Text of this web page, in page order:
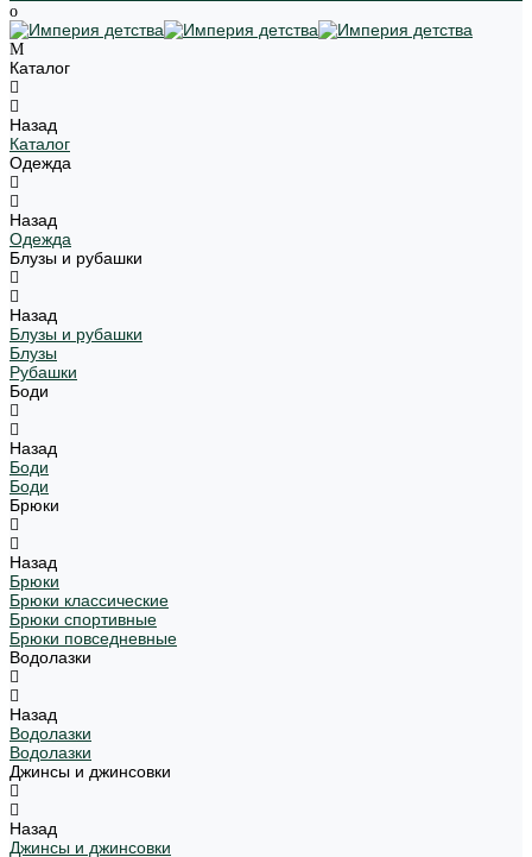
Каталог
Назад
Каталог
Одежда
Назад
Одежда
Блузы и рубашки
Назад
Блузы и рубашки
Блузы
Рубашки
Боди
Назад
Боди
Боди
Брюки
Назад
Брюки
Брюки классические
Брюки спортивные
Брюки повседневные
Водолазки
Назад
Водолазки
Водолазки
Джинсы и джинсовки
Назад
Джинсы и джинсовки